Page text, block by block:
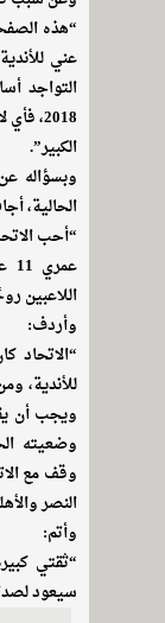
“هذه
عني
التواجد
2018،
الكبير”.
وبسؤاله
الحالية،
“أحب
اللاعبين
وأردف:
“الاتحاد
للأندية،
ويجب أن
وضعيته
وقف مع
النصر
وأتم:
“ثقتي
سيعود